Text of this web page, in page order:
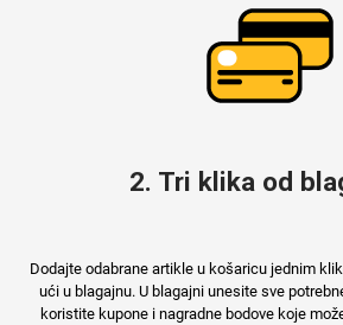
2. Tri klika od
Dodajte odabrane artikle u košaricu jednim
ući u blagajnu. U blagajni unesite sve
koristite kupone i nagradne bodove koje